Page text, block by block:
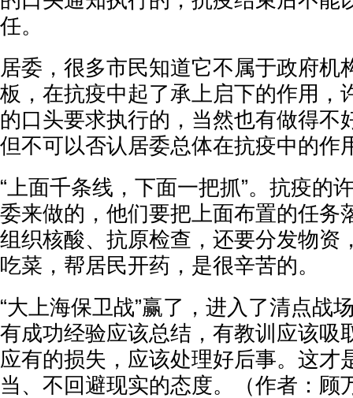
任。
居委，很多市民知道它不属于政府机
板，在抗疫中起了承上启下的作用，
的口头要求执行的，当然也有做得不
但不可以否认居委总体在抗疫中的作
“上面千条线，下面一把抓”。抗疫的
委来做的，他们要把上面布置的任务
组织核酸、抗原检查，还要分发物资
吃菜，帮居民开药，是很辛苦的。
“大上海保卫战”赢了，进入了清点战
有成功经验应该总结，有教训应该吸
应有的损失，应该处理好后事。这才
当、不回避现实的态度。（作者：顾